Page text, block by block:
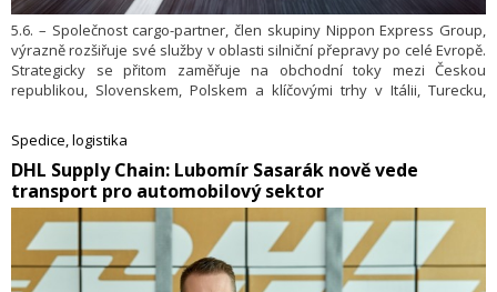
5.6. – Společnost cargo-partner, člen skupiny Nippon Express Group,
výrazně rozšiřuje své služby v oblasti silniční přepravy po celé Evropě.
Strategicky se přitom zaměřuje na obchodní toky mezi Českou
republikou, Slovenskem, Polskem a klíčovými trhy v Itálii, Turecku,
Spedice, logistika
​DHL Supply Chain: Lubomír Sasarák nově vede
transport pro automobilový sektor